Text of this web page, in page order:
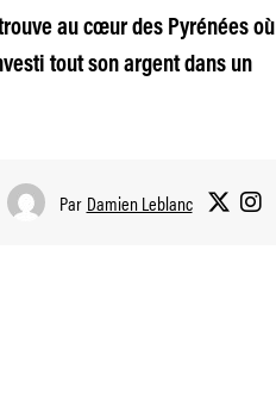
au cœur des Pyrénées où
tout son argent dans un
Par Damien Leblanc